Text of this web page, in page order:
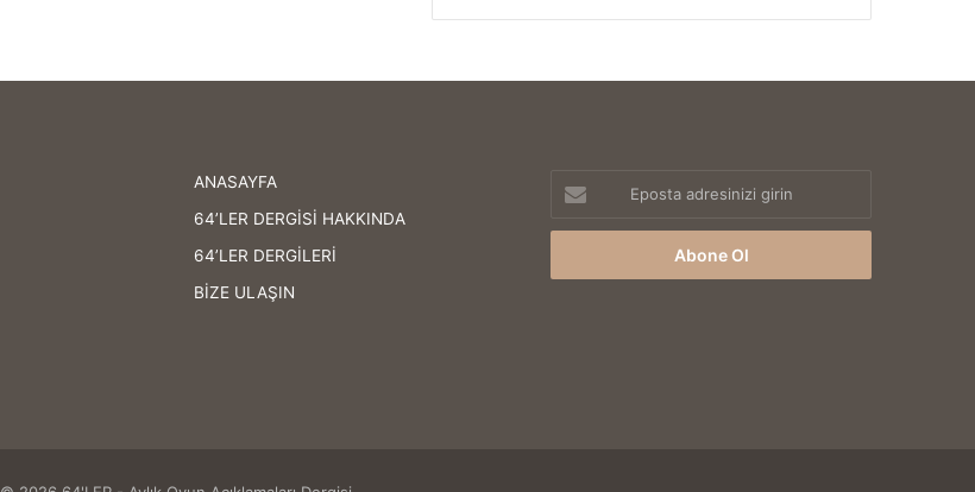
ANASAYFA
64’LER DERGİSİ HAKKINDA
64’LER DERGİLERİ
BİZE ULAŞIN
adresinizi
girin